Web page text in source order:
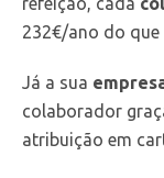
232€/ano do que
Já a sua
colaborador
atribuição em